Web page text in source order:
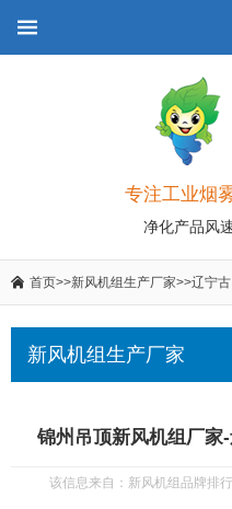
专注工业烟
净化产品风
首页>>新风机组生产厂家>>辽宁
新风机组生产厂家
锦州吊顶新风机组厂家
该信息来自：新风机组品牌排